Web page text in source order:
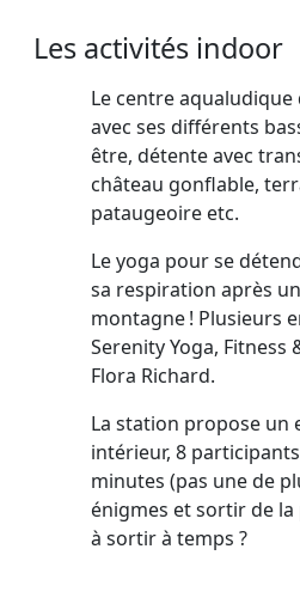
Les activités indoor
Le centre
avec ses différents
être, détente avec
château gonflable,
pataugeoire etc.
Le yoga pour se
sa respiration après
montagne ! Plusieurs
Serenity Yoga, Fitness
Flora Richard.
La station propose un
intérieur, 8
minutes (pas une de
énigmes et sortir de la
à sortir à temps ?